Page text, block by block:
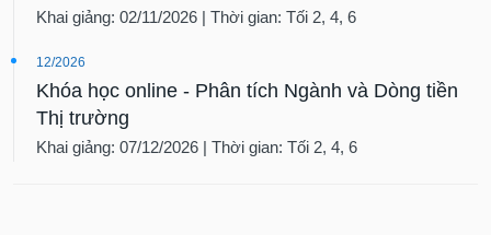
Khai giảng: 02/11/2026 | Thời gian: Tối 2, 4, 6
12/2026
Khóa học online - Phân tích Ngành và Dòng tiền
Thị trường
Khai giảng: 07/12/2026 | Thời gian: Tối 2, 4, 6